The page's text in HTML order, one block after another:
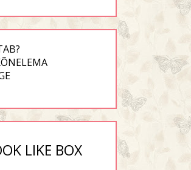
LIKE BOX